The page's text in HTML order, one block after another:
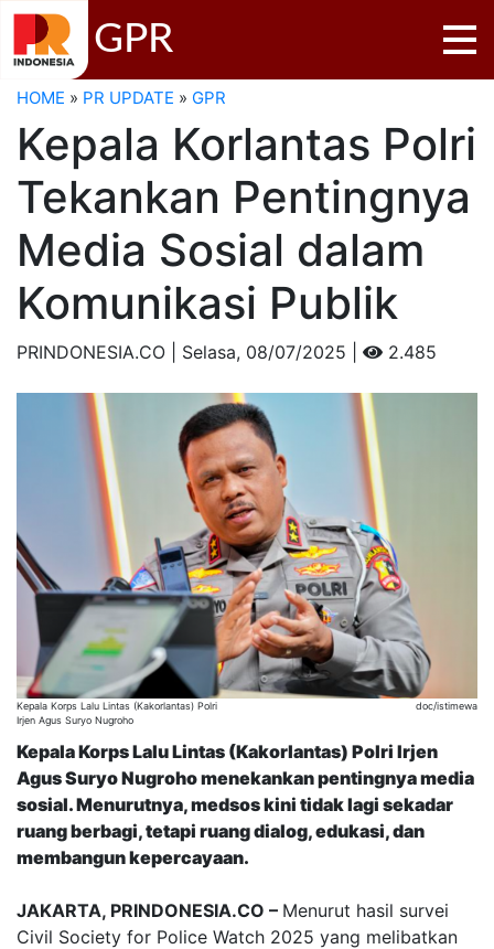
GPR
HOME » PR UPDATE » GPR
Kepala Korlantas Polri
Tekankan Pentingnya
Media Sosial dalam
Komunikasi Publik
PRINDONESIA.CO | Selasa, 08/07/2025 | 2.485
Kepala Korps Lalu Lintas (Kakorlantas) Polri
Irjen Agus Suryo Nugroho
doc/istimewa
Kepala Korps Lalu Lintas (Kakorlantas) Polri Irjen
Agus Suryo Nugroho menekankan pentingnya media
sosial. Menurutnya, medsos kini tidak lagi sekadar
ruang berbagi, tetapi ruang dialog, edukasi, dan
membangun kepercayaan.
JAKARTA, PRINDONESIA.CO – Menurut hasil survei
Civil Society for Police Watch 2025 yang melibatkan